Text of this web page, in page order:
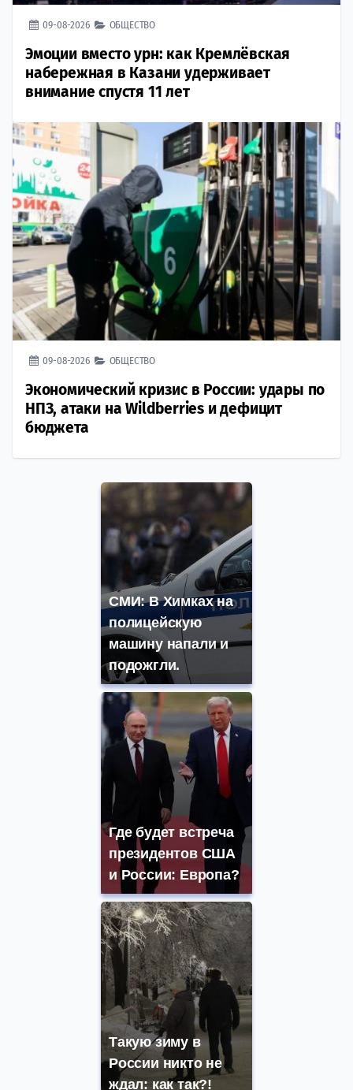
09-08-2026 ОБЩЕСТВО
Эмоции вместо урн: как Кремлёвская
набережная в Казани удерживает
внимание спустя 11 лет
09-08-2026 ОБЩЕСТВО
Экономический кризис в России: удары по
НПЗ, атаки на Wildberries и дефицит
бюджета
СМИ: В Химках на
полицейскую
машину напали и
подожгли.
Где будет встреча
президентов США
и России: Европа?
Такую зиму в
России никто не
ждал: как так?!